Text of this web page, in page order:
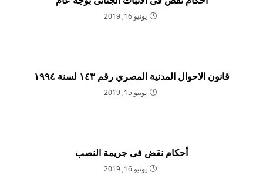
يونيو 16, 2019
قانون الاحوال المدنية المصري رقم ۱٤۳ لسنة ۱۹۹٤
يونيو 15, 2019
أحكام نقض فى جريمة النصب
يونيو 16, 2019